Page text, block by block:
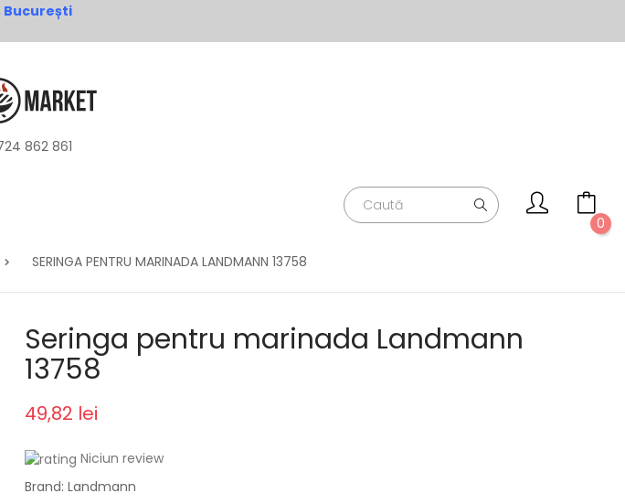
București
862 861
0
SERINGA PENTRU MARINADA LANDMANN 13758
Seringa pentru marinada Landmann
13758
49,82 lei
Niciun review
Brand: Landmann